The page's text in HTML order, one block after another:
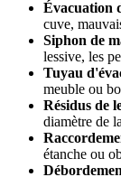
Évacuation
cuve,
Siphon de
lessive, les
Tuyau
meuble ou
Résidus de
diamètre de
étanche ou